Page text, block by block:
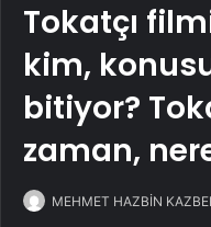
Tokatçı
kim,
bitiyor?
zaman,
MEHMET HAZBİN